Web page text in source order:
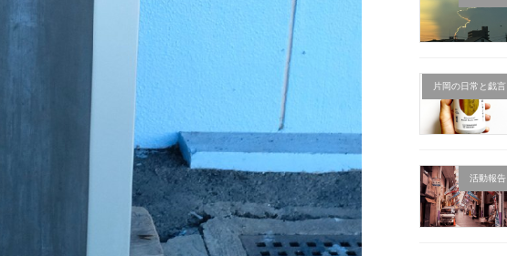
片岡の日常と戯言
活動報告